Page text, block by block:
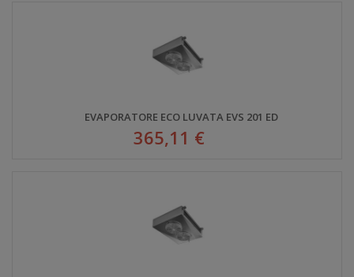
EVAPORATORE ECO LUVATA EVS 201 ED
365,11 €